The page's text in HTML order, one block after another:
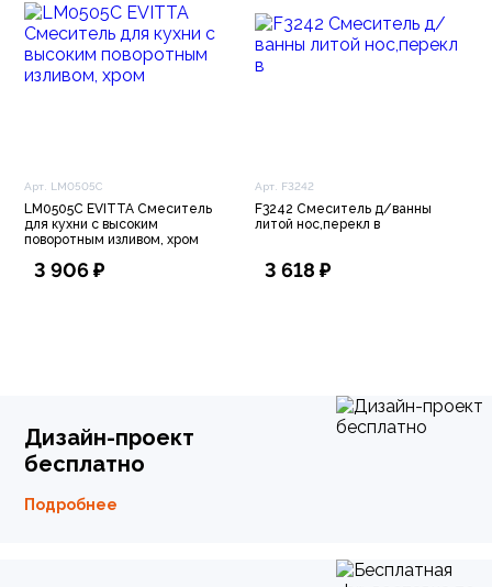
Арт. LM0505C
LM0505C EVITTA Смеситель
для кухни с высоким
поворотным изливом, хром
3 906 ₽
Арт. F3242
F3242 Смеситель д/ванны
литой нос,перекл в
3 618 ₽
Дизайн-проект
бесплатно
Подробнее